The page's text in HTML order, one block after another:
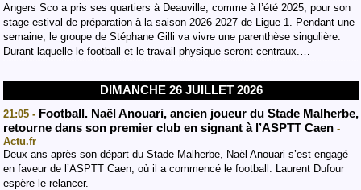
Angers Sco a pris ses quartiers à Deauville, comme à l’été 2025, pour son
stage estival de préparation à la saison 2026-2027 de Ligue 1. Pendant une
semaine, le groupe de Stéphane Gilli va vivre une parenthèse singulière.
Durant laquelle le football et le travail physique seront centraux.…
DIMANCHE 26 JUILLET 2026
21:05 - Football. Naël Anouari, ancien joueur du Stade Malherbe,
retourne dans son premier club en signant à l’ASPTT Caen -
Actu.fr
Deux ans après son départ du Stade Malherbe, Naël Anouari s’est engagé
en faveur de l’ASPTT Caen, où il a commencé le football. Laurent Dufour
espère le relancer.